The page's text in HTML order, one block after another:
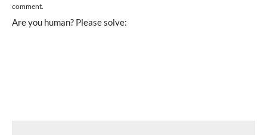
comment.
Are you human? Please solve: